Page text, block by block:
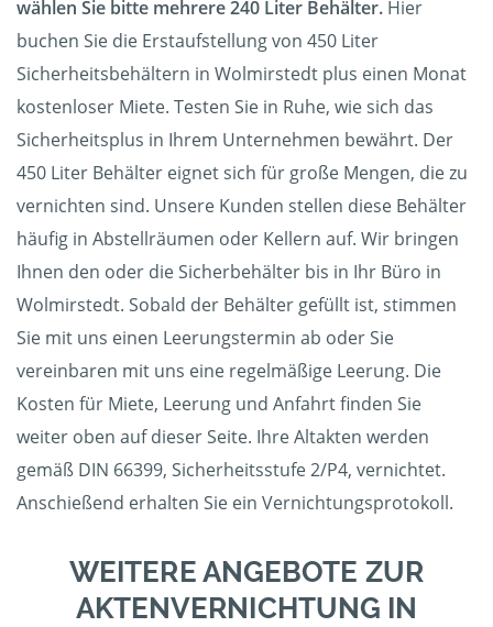
wählen Sie bitte mehrere 240 Liter Behälter. Hier
buchen Sie die Erstaufstellung von 450 Liter
Sicherheitsbehältern in Wolmirstedt plus einen Monat
kostenloser Miete. Testen Sie in Ruhe, wie sich das
Sicherheitsplus in Ihrem Unternehmen bewährt. Der
450 Liter Behälter eignet sich für große Mengen, die zu
vernichten sind. Unsere Kunden stellen diese Behälter
häufig in Abstellräumen oder Kellern auf. Wir bringen
Ihnen den oder die Sicherbehälter bis in Ihr Büro in
Wolmirstedt. Sobald der Behälter gefüllt ist, stimmen
Sie mit uns einen Leerungstermin ab oder Sie
vereinbaren mit uns eine regelmäßige Leerung. Die
Kosten für Miete, Leerung und Anfahrt finden Sie
weiter oben auf dieser Seite. Ihre Altakten werden
gemäß DIN 66399, Sicherheitsstufe 2/P4, vernichtet.
Anschießend erhalten Sie ein Vernichtungsprotokoll.
WEITERE ANGEBOTE ZUR
AKTENVERNICHTUNG IN